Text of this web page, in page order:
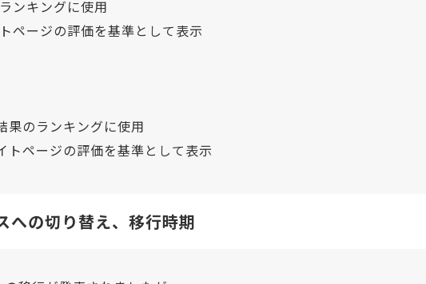
ンキングに使用
ページの評価を基準として表示
果のランキングに使用
トページの評価を基準として表示
への切り替え、移行時期